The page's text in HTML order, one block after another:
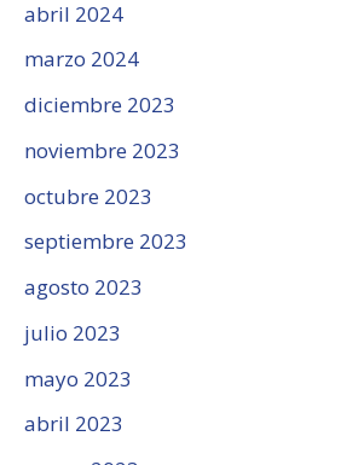
abril 2024
marzo 2024
diciembre 2023
noviembre 2023
octubre 2023
septiembre 2023
agosto 2023
julio 2023
mayo 2023
abril 2023